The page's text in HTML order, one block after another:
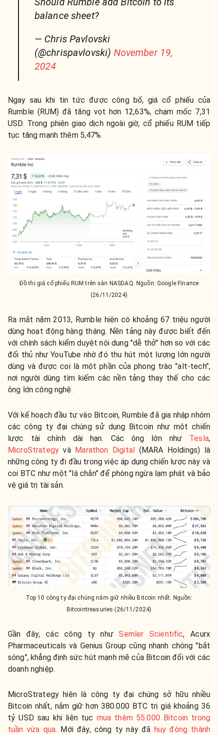
balance sheet?
— Chris Pavlovski
(@chrispavlovski) November 19,
2024
Ngay sau khi tin tức được công bố, giá cổ phiếu của
Rumble (RUM) đã tăng vọt hơn 12,63%, chạm mốc 7,31
USD. Trong phiên giao dịch ngoài giờ, cổ phiếu RUM tiếp
tục tăng mạnh thêm 5,47%.
Đồ thị giá cổ phiếu RUM trên sàn NASDAQ. Nguồn: Google Finance
(26/11/2024)
Ra mắt năm 2013, Rumble hiện có khoảng 67 triệu người
dùng hoạt động hàng tháng. Nền tảng này được biết đến
với chính sách kiểm duyệt nội dung "dễ thở" hơn so với các
đối thủ như YouTube nhờ đó thu hút một lượng lớn người
dùng và được coi là một phần của phong trào "alt-tech",
nơi người dùng tìm kiếm các nền tảng thay thế cho các
ông lớn công nghệ.
Với kế hoạch đầu tư vào Bitcoin, Rumble đã gia nhập nhóm
các công ty đại chúng sử dụng Bitcoin như một chiến
lược tài chính dài hạn. Các ông lớn như Tesla,
MicroStrategyvà Marathon Digital (MARA Holdings) là
những công ty đi đầu trong việc áp dụng chiến lược này và
coi BTC như một "lá chắn" để phòng ngừa lạm phát và bảo
vệ giá trị tài sản.
Top 10 công ty đại chúng nắm giữ nhiều Bitcoin nhất. Nguồn:
Bitcointreasuries (26/11/2024)
Gần đây, các công ty nhưSemler Scientific, Acurx
Pharmaceuticals và Genius Group cũng nhanh chóng "bắt
sóng", khẳng định sức hút mạnh mẽ của Bitcoin đối với các
doanh nghiệp.
MicroStrategy hiện là công ty đại chúng sở hữu nhiều
Bitcoin nhất, nắm giữ hơn 380.000 BTC trị giá khoảng 36
tỷ USD sau khi liên tục mua thêm 55.000 Bitcoin trong
tuần vừa qua. Mới đây, công ty này đã huy động thành